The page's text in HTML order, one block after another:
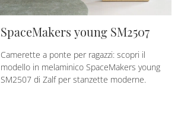
SpaceMakers young SM2507
Camerette a ponte per ragazzi: scopri il
modello in melaminico SpaceMakers young
SM2507 di Zalf per stanzette moderne.